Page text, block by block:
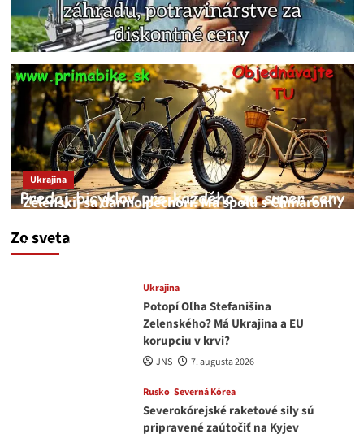
Zo sveta
Ukrajina
Zelenskij sa darmo pechorí. Má spolu s Chmarom
medvedar
Ukrajina
Potopí Oľha Stefanišina
Zelenského? Má Ukrajina a EU
korupciu v krvi?
JNS 7. augusta 2026
Rusko Severná Kórea
Severokórejské raketové sily sú
pripravené zaútočiť na Kyjev